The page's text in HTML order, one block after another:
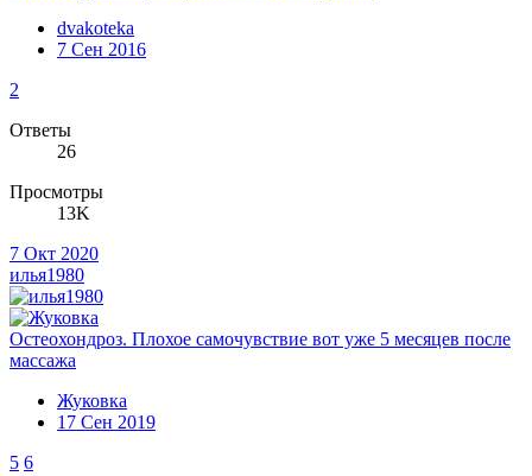
dvakoteka
7 Сен 2016
2
Ответы
26
Просмотры
13K
7 Окт 2020
илья1980
Остеохондроз. Плохое самочувствие вот уже 5 месяцев после
массажа
Жуковка
17 Сен 2019
5 6